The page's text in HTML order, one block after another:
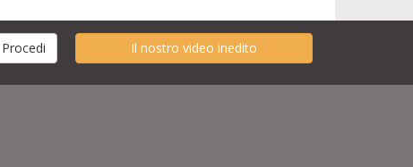
Il nostro video inedito